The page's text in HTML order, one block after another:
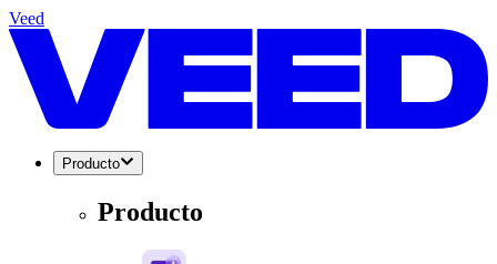
Veed
Producto
Producto